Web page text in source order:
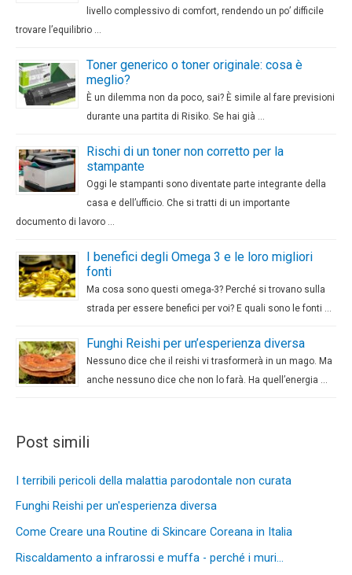
livello complessivo di comfort, rendendo un po’ difficile
trovare l’equilibrio …
Toner generico o toner originale: cosa è
meglio?
È un dilemma non da poco, sai? È simile al fare previsioni
durante una partita di Risiko. Se hai già …
Rischi di un toner non corretto per la
stampante
Oggi le stampanti sono diventate parte integrante della
casa e dell’ufficio. Che si tratti di un importante
documento di lavoro …
I benefici degli Omega 3 e le loro migliori
fonti
Ma cosa sono questi omega-3? Perché si trovano sulla
strada per essere benefici per voi? E quali sono le fonti …
Funghi Reishi per un’esperienza diversa
Nessuno dice che il reishi vi trasformerà in un mago. Ma
anche nessuno dice che non lo farà. Ha quell’energia …
Post simili
I terribili pericoli della malattia parodontale non curata
Funghi Reishi per un'esperienza diversa
Come Creare una Routine di Skincare Coreana in Italia
Riscaldamento a infrarossi e muffa - perché i muri…